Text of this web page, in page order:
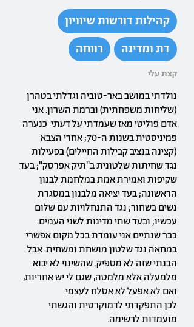
קהילות דורשות שיוויון
דת ומדינה
רווחה
קצת עלי
נולדתי במושב באר-טוביה וגדלתי בטהרן
(שליחות משפחתית) וברמת השרון. אני
אדם פוליטי מאז שעמדתי על דעתי: כנערה
פמיניסטית בשנות ה-70; אחרי הצבא
(קצינה בנציב קבילות החיילים) בפעילות
נגד שחיתות שלטונית ב"תיק אפרסק"; בעד
שקיפות ואמירת אמת במלחמת לבנון
הראשונה; בעד יציאה מלבנון במסגרת
נשים בשחור; נגד התנחלויות עם שלום
עכשיו; ובעד שתי מדינות לשני העמים.
כבר שנתיים אני עומדת בכל מקום אפשרי
במחאה נגד שלטון מושחת ומשחית. אבל
הבנתי שזה לא מספיק. שהשינוי לא יבוא
מלמעלה אלא מלמטה, שגם לי יש אחריות,
ואם לא אפעל לא אסלח לעצמי.
לכן התפקדתי לדמוקרטית והגשתי
מועמדות לרשימה.